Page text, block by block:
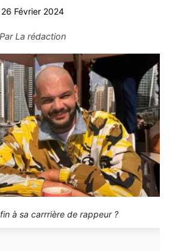
26 Février 2024
ParLa rédaction
à sa carrrière de rappeur ?